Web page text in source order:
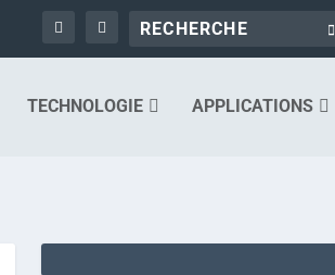
TECHNOLOGIE APPLICATIONS